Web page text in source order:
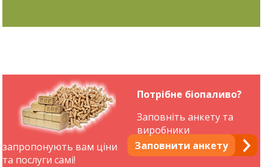
Потрібне біопаливо?
Заповнити анкету
Заповніть анкету та
виробники
запропонують вам ціни
та послуги самі!